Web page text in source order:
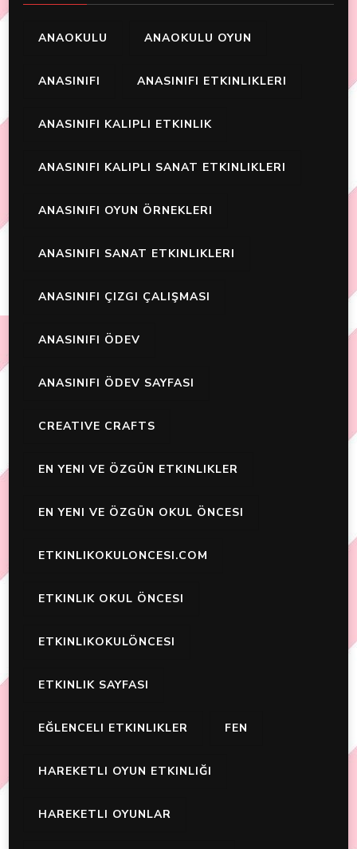
ANAOKULU ANAOKULU OYUN
ANASINIFI ANASINIFI ETKINLIKLERI
ANASINIFI KALIPLI ETKINLIK
ANASINIFI KALIPLI SANAT ETKINLIKLERI
ANASINIFI OYUN ÖRNEKLERI
ANASINIFI SANAT ETKINLIKLERI
ANASINIFI ÇIZGI ÇALIŞMASI
ANASINIFI ÖDEV
ANASINIFI ÖDEV SAYFASI
CREATIVE CRAFTS
EN YENI VE ÖZGÜN ETKINLIKLER
EN YENI VE ÖZGÜN OKUL ÖNCESI
ETKINLIKOKULONCESI.COM
ETKINLIK OKUL ÖNCESI
ETKINLIKOKULÖNCESI
ETKINLIK SAYFASI
EĞLENCELI ETKINLIKLER FEN
HAREKETLI OYUN ETKINLIĞI
HAREKETLI OYUNLAR